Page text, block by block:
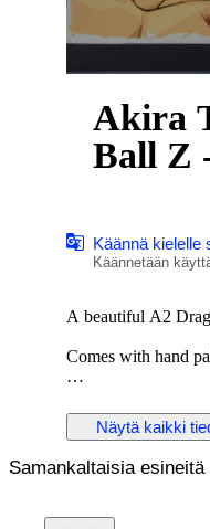
Akira
Ball Z
Käännä kielelle
Käännetään
A beautiful A2
Comes with hand
Bid withNäytä kaikki
Samankaltaisia esineitä